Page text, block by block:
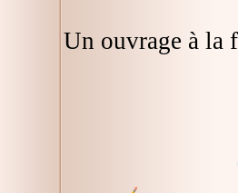
Un ouvrage à la